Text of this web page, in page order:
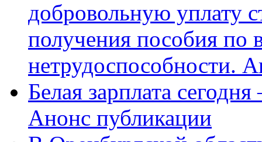
добровольную уплату
получения пособия по
нетрудоспособности.
Белая зарплата
Анонс публикации